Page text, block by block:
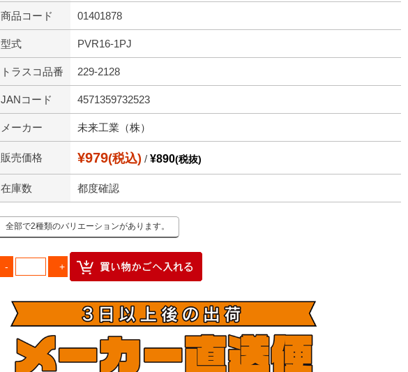
商品コード 01401878
型式 PVR16-1PJ
トラスコ品番 229-2128
JANコード 4571359732523
メーカー 未来工業（株）
販売価格 ¥979(税込) / ¥890(税抜)
在庫数 都度確認
全部で2種類のバリエーションがあります。